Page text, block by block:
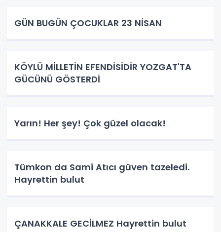
GÜN BUGÜN ÇOCUKLAR 23 NİSAN
KÖYLÜ MİLLETİN EFENDİSİDİR YOZGAT'TA
GÜCÜNÜ GÖSTERDİ
Yarın! Her şey! Çok güzel olacak!
Tümkon da Sami Atıcı güven tazeledi.
Hayrettin bulut
ÇANAKKALE GECİLMEZ Hayrettin bulut